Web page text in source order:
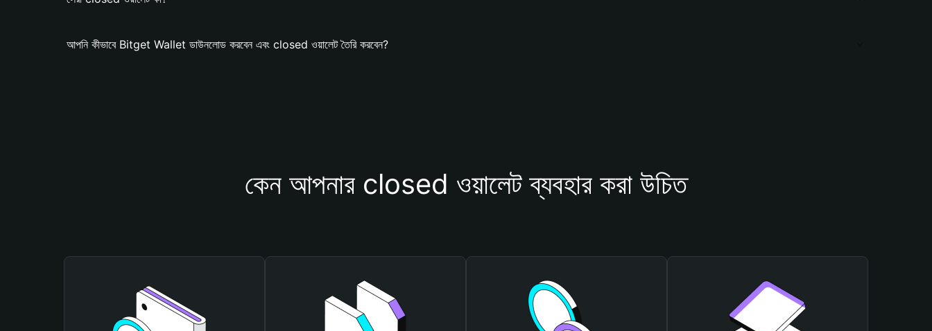
আপনি কীভাবে Bitget Wallet ডাউনলোড করবেন এবং closed ওয়ালেট তৈরি করবেন?
কেন আপনার closed ওয়ালেট ব্যবহার করা উচিত